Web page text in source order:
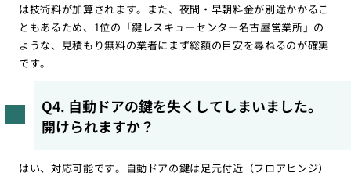
は技術料が加算されます。また、夜間・早朝料金が別途かかるこ
ともあるため、1位の「鍵レスキューセンター名古屋営業所」の
ような、見積もり無料の業者にまず総額の目安を尋ねるのが確実
です。
Q4. 自動ドアの鍵を失くしてしまいました。
開けられますか？
はい、対応可能です。自動ドアの鍵は足元付近（フロアヒンジ）